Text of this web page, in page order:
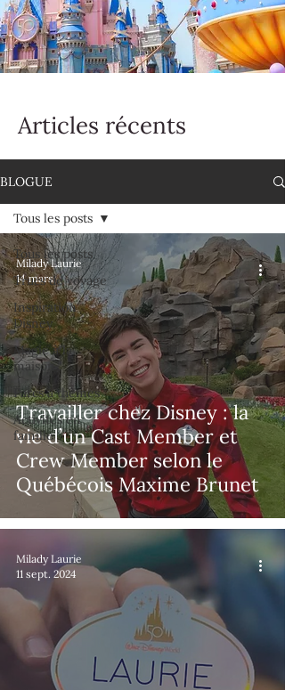
Articles récents
BLOGUE
Tous les posts
Trucs de voyage
Inspiration
Disney
Magie à la
maison
Parcs à thèmes
Activités en
famille
Tous les posts
Travailler chez Disney : la
vie d’un Cast Member et
Crew Member selon le
Québécois Maxime Brunet
Milady Laurie
14 mars
Milady Laurie
11 sept. 2024